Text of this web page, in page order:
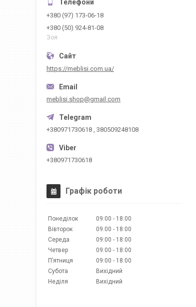
+380 (97) 173-06-18
+380 (50) 924-81-08
Зоя
https://meblisi.com.ua/
meblisi.shop@gmail.com
+380971730618 , 380509248108
+380971730618
Графік роботи
Понеділок 09:00
18:00
Вівторок
09:00
18:00
Середа
09:00
18:00
Четвер
09:00
18:00
Пʼятниця
09:00
18:00
Субота
Вихідний
Неділя
Вихідний